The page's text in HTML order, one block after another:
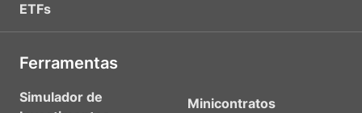
ETFs
Ferramentas
Simulador de
Minicontratos